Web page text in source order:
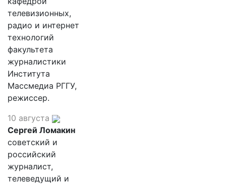
телевизионных,
радио и интернет
технологий
факультета
журналистики
Института
Массмедиа РГГУ,
режиссер.
10 августа
Сергей Ломакин
советский и
российский
журналист,
телеведущий и